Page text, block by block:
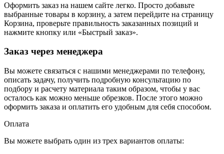
Оформить заказ на нашем сайте легко. Просто добавьте
выбранные товары в корзину, а затем перейдите на страницу
Корзина, проверьте правильность заказанных позиций и
нажмите кнопку или «Быстрый заказ».
Заказ через менеджера
Вы можете связаться с нашими менеджерами по телефону,
описать задачу, получить подробную консультацию по
подбору и расчету материала таким образом, чтобы у вас
осталось как можно меньше обрезков. После этого можно
оформить заказа и оплатить его удобным для себя способом.
Оплата
Вы можете выбрать один из трех вариантов оплаты: